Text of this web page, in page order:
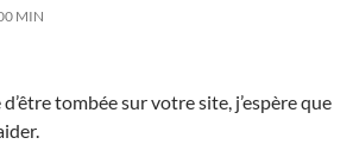
MIN
tombée sur votre site, j’espère que